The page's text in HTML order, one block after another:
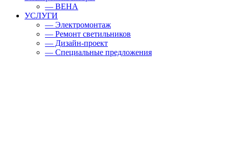
— BEHA
УСЛУГИ
— Электромонтаж
— Ремонт светильников
— Дизайн-проект
— Специальные предложения